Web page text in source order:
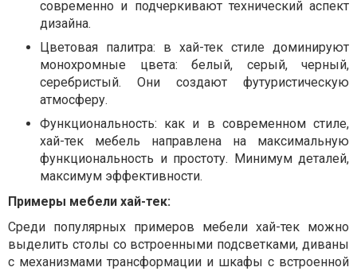
современно и подчеркивают технический аспект
дизайна.
Цветовая палитра: в хай-тек стиле доминируют
монохромные цвета: белый, серый, черный,
серебристый. Они создают футуристическую
атмосферу.
Функциональность: как и в современном стиле,
хай-тек мебель направлена ​​на максимальную
функциональность и простоту. Минимум деталей,
максимум эффективности.
Примеры мебели хай-тек:
Среди популярных примеров мебели хай-тек можно
выделить столы со встроенными подсветками, диваны
с механизмами трансформации и шкафы с встроенной